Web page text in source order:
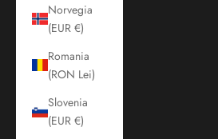
Norvegia
(EUR €)
Romania
(RON Lei)
Slovenia
(EUR €)